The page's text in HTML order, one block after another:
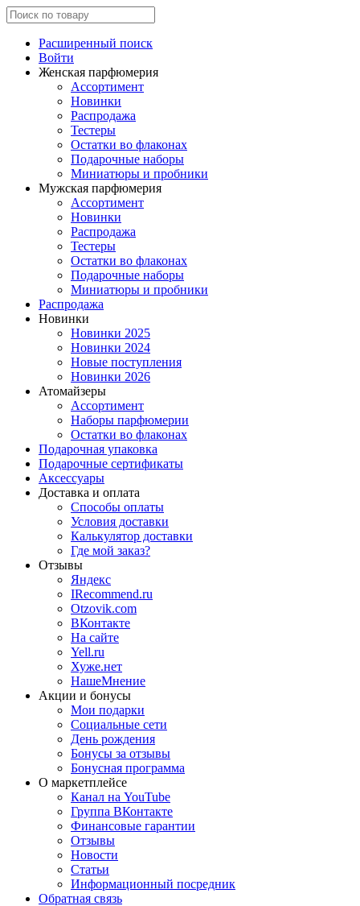
Расширенный поиск
Войти
Женская парфюмерия
Ассортимент
Новинки
Распродажа
Тестеры
Остатки во флаконах
Подарочные наборы
Миниатюры и пробники
Мужская парфюмерия
Ассортимент
Новинки
Распродажа
Тестеры
Остатки во флаконах
Подарочные наборы
Миниатюры и пробники
Распродажа
Новинки
Новинки 2025
Новинки 2024
Новые поступления
Новинки 2026
Атомайзеры
Ассортимент
Наборы парфюмерии
Остатки во флаконах
Подарочная упаковка
Подарочные сертификаты
Аксессуары
Доставка и оплата
Способы оплаты
Условия доставки
Калькулятор доставки
Где мой заказ?
Отзывы
Яндекс
IRecommend.ru
Otzovik.com
ВКонтакте
На сайте
Yell.ru
Хуже.нет
НашеМнение
Акции и бонусы
Мои подарки
Социальные сети
День рождения
Бонусы за отзывы
Бонусная программа
О маркетплейсе
Канал на YouTube
Группа ВКонтакте
Финансовые гарантии
Отзывы
Новости
Статьи
Информационный посредник
Обратная связь